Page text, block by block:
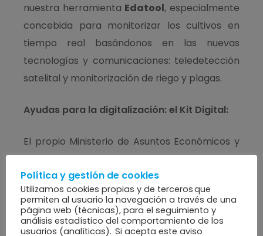
nuestra herramienta Edatool, especialmente
concebida para monitorizar los cultivos en
tiempo real basándonos en las nuevas
tecnologías y comunicaciones: teledetección
satelital y monitorización de riego y plagas.
Ayudas para la digitalización: el Kit Digital:
El propio Ministerio de Asuntos Económicos y
Transformación Digital está promocionando
una subvención dirigida a este tipo de cambios
orientados a la modernización agrícola
mediante elKit Digital:
Política y gestión de cookies
Utilizamos cookies propias y de terceros que
permiten al usuario la navegación a través de una
página web (técnicas), para el seguimiento y
análisis estadístico del comportamiento de los
usuarios (analíticas). Si acepta este aviso